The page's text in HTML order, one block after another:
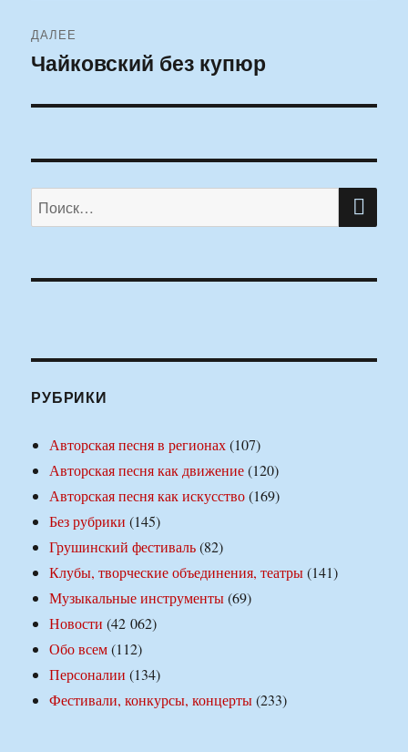
ДАЛЕЕ
Следующая
Чайковский без купюр
Искать:
РУБРИКИ
Авторская песня в регионах(107)
Авторская песня как движение(120)
Авторская песня как искусство(169)
Без рубрики (145)
Грушинский фестиваль(82)
Клубы, творческие объединения, театры(141)
Музыкальные инструменты(69)
Новости (42 062)
Обо всем(112)
Персоналии (134)
Фестивали, конкурсы, концерты(233)